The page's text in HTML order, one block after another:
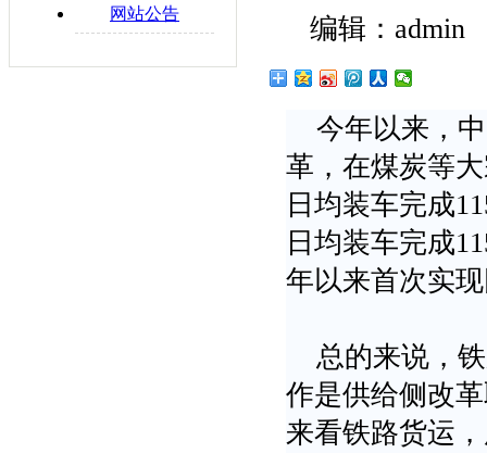
网站公告 编辑：
今年以来，
革，在煤炭等
日均装车完成
日均装车完成
年以来首次实
总的来说，
作是供给侧改
来看铁路货运